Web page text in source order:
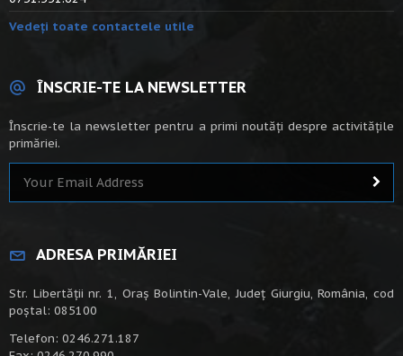
Vedeți toate contactele utile
ÎNSCRIE-TE LA NEWSLETTER
Înscrie-te la newsletter pentru a primi noutăți despre activitățile
primăriei.
ADRESA PRIMĂRIEI
Str. Libertății nr. 1, Oraș Bolintin-Vale, Județ Giurgiu, România, cod
poștal: 085100
Telefon: 0246.271.187